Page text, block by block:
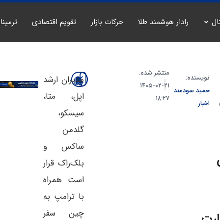
رادار هوشمند طلا حرکات بازار تقویم اقتصادی
نویسنده:
حمید سودمند
اخبار
منتشر شده:
۲۱-۰۲-۱۴۰۵
۱۸:۲۷
مدیران ارشد
اپل، متا،
سیسکو،
گلدمن
ساکس و
بلک‌راک قرار
است همراه
با ترامپ به
چین سفر